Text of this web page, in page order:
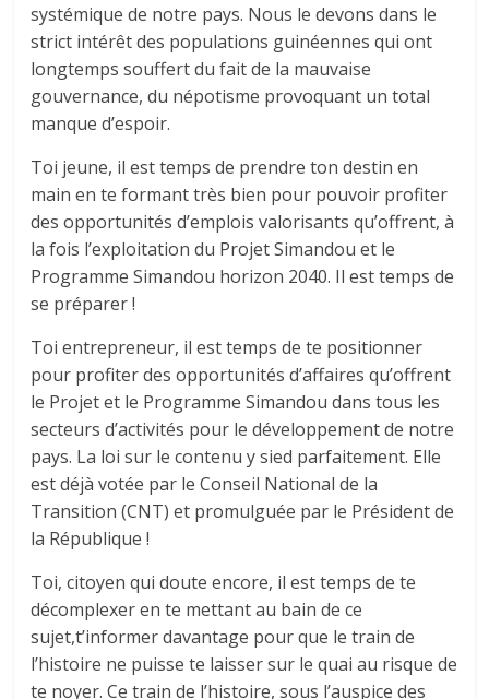
systémique de notre pays. Nous le devons dans le
strict intérêt des populations guinéennes qui ont
longtemps souffert du fait de la mauvaise
gouvernance, du népotisme provoquant un total
manque d’espoir.
Toi jeune, il est temps de prendre ton destin en
main en te formant très bien pour pouvoir profiter
des opportunités d’emplois valorisants qu’offrent, à
la fois l’exploitation du Projet Simandou et le
Programme Simandou horizon 2040. Il est temps de
se préparer !
Toi entrepreneur, il est temps de te positionner
pour profiter des opportunités d’affaires qu’offrent
le Projet et le Programme Simandou dans tous les
secteurs d’activités pour le développement de notre
pays. La loi sur le contenu y sied parfaitement. Elle
est déjà votée par le Conseil National de la
Transition (CNT) et promulguée par le Président de
la République !
Toi, citoyen qui doute encore, il est temps de te
décomplexer en te mettant au bain de ce
sujet,t’informer davantage pour que le train de
l’histoire ne puisse te laisser sur le quai au risque de
te noyer. Ce train de l’histoire, sous l’auspice des